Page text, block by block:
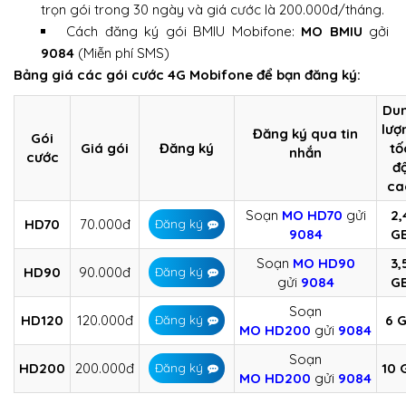
trọn gói trong 30 ngày và giá cước là 200.000đ/tháng.
Cách đăng ký gói BMIU Mobifone: MO BMIU gởi
9084 (Miễn phí SMS)
Bảng giá các gói cước 4G Mobifone để bạn đăng ký:
Gói
cước
Giá gói Đăng ký
Đăng ký qua tin
nhắn
HD70 70.000đ Đăng ký Soạn MO HD70 gửi
9084
HD90 90.000đ Đăng ký Soạn MO HD90
gửi 9084
HD120 120.000đ Đăng ký
Soạn
MO HD200 gửi 9084
6
HD200 200.000đ Đăng ký
Soạn
MO HD200 gửi 9084
10